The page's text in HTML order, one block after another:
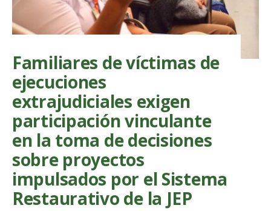
claridad
en
los
Familiares de víctimas de
ejecuciones
extrajudiciales exigen
participación vinculante
en la toma de decisiones
sobre proyectos
impulsados por el Sistema
Restaurativo de la JEP